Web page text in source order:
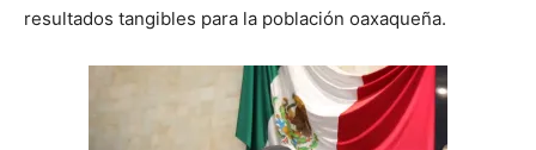
resultados tangibles para la población oaxaqueña.